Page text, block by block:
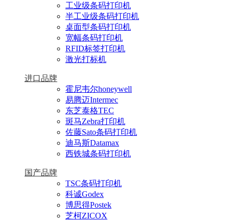
工业级条码打印机
半工业级条码打印机
桌面型条码打印机
宽幅条码打印机
RFID标签打印机
激光打标机
进口品牌
霍尼韦尔honeywell
易腾迈Intermec
东芝泰格TEC
斑马Zebra打印机
佐藤Sato条码打印机
迪马斯Datamax
西铁城条码打印机
国产品牌
TSC条码打印机
科诚Godex
博思得Postek
芝柯ZICOX